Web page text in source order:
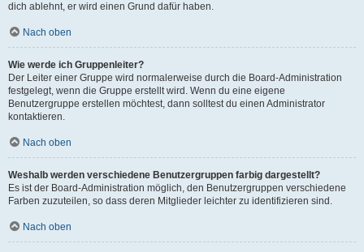
dich ablehnt, er wird einen Grund dafür haben.
Nach oben
Wie werde ich Gruppenleiter?
Der Leiter einer Gruppe wird normalerweise durch die Board-Administration
festgelegt, wenn die Gruppe erstellt wird. Wenn du eine eigene
Benutzergruppe erstellen möchtest, dann solltest du einen Administrator
kontaktieren.
Nach oben
Weshalb werden verschiedene Benutzergruppen farbig dargestellt?
Es ist der Board-Administration möglich, den Benutzergruppen verschiedene
Farben zuzuteilen, so dass deren Mitglieder leichter zu identifizieren sind.
Nach oben